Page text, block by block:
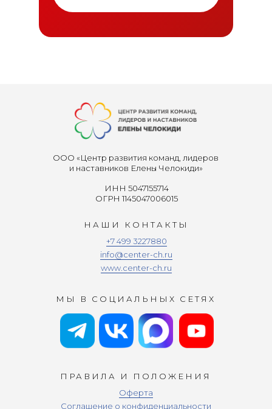
+7 499 3227880
info@center-ch.ru
www.center-ch.ru
МЫ В СОЦИАЛЬНЫХ СЕТЯХ
ПРАВИЛА И ПОЛОЖЕНИЯ
НАШИ КОНТАКТЫ
ИНН 5047155714
ОГРН 1145047006015
Оферта
Соглашение о конфиденциальности
ООО «Центр развития команд, лидеров
и наставников Елены Челокиди»